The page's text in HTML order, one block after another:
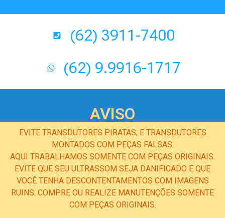
(62) 3911-7400
(62) 9.9916-1717
AVISO
EVITE TRANSDUTORES PIRATAS, E TRANSDUTORES
MONTADOS COM PEÇAS FALSAS.
AQUI TRABALHAMOS SOMENTE COM PEÇAS ORIGINAIS.
EVITE QUE SEU ULTRASSOM SEJA DANIFICADO E QUE
VOCÊ TENHA DESCONTENTAMENTOS COM IMAGENS
RUINS. COMPRE OU REALIZE MANUTENÇÕES SOMENTE
COM PEÇAS ORIGINAIS.